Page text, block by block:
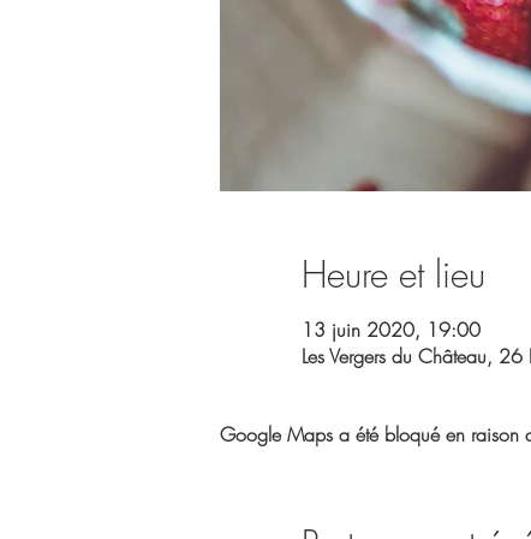
Heure et lieu
13 juin 2020, 19:00
Les Vergers du Château,
Google Maps a été bloqué en raison